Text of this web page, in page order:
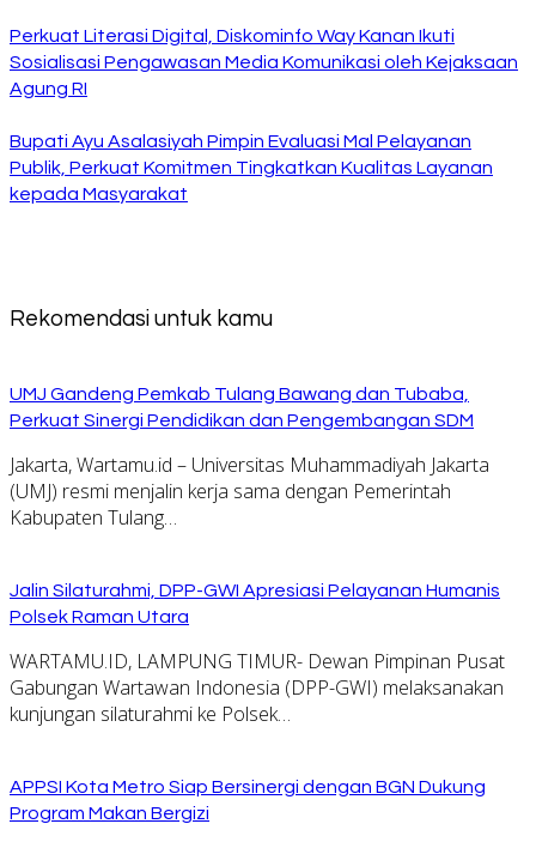
Perkuat Literasi Digital, Diskominfo Way Kanan Ikuti
Sosialisasi Pengawasan Media Komunikasi oleh Kejaksaan
Agung RI
Bupati Ayu Asalasiyah Pimpin Evaluasi Mal Pelayanan
Publik, Perkuat Komitmen Tingkatkan Kualitas Layanan
kepada Masyarakat
Rekomendasi untuk kamu
UMJ Gandeng Pemkab Tulang Bawang dan Tubaba,
Perkuat Sinergi Pendidikan dan Pengembangan SDM
Jakarta, Wartamu.id – Universitas Muhammadiyah Jakarta
(UMJ) resmi menjalin kerja sama dengan Pemerintah
Kabupaten Tulang…
Jalin Silaturahmi, DPP-GWI Apresiasi Pelayanan Humanis
Polsek Raman Utara
WARTAMU.ID, LAMPUNG TIMUR- Dewan Pimpinan Pusat
Gabungan Wartawan Indonesia (DPP-GWI) melaksanakan
kunjungan silaturahmi ke Polsek…
APPSI Kota Metro Siap Bersinergi dengan BGN Dukung
Program Makan Bergizi